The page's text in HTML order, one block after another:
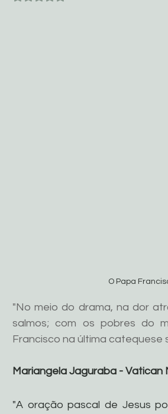
O Papa
"No meio do drama, na dor
salmos; com os pobres do
Francisco na última catequese
Mariangela Jaguraba - Vatican
"A oração pascal de Jesus